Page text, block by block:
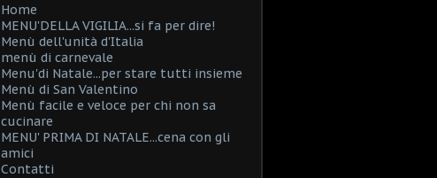
Home
MENU'DELLA VIGILIA...si fa per dire!
Menù dell'unità d'Italia
menù di carnevale
Menu'di Natale...per stare tutti insieme
Menù di San Valentino
Menù facile e veloce per chi non sa
cucinare
MENU' PRIMA DI NATALE...cena con gli
amici
Contatti